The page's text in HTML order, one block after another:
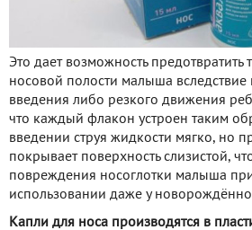
Это дает возможность предотвратить
носовой полости малыша вследствие
введения либо резкого движения
что каждый флакон устроен таким
введении струя жидкости мягко, но
покрывает поверхность слизистой,
повреждения носоглотки малыша
использовании даже у
Капли для носа производятся в